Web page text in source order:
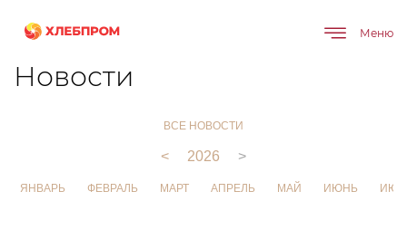
Меню
Главная О компании
Новости
ВСЕ НОВОСТИ
< 2026 >
ЯНВАРЬ ФЕВРАЛЬ МАРТ АПРЕЛЬ МАЙ ИЮНЬ